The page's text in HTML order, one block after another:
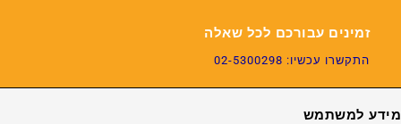
זמינים עבורכם לכל שאלה
התקשרו עכשיו: 02-5300298
מידע למשתמש